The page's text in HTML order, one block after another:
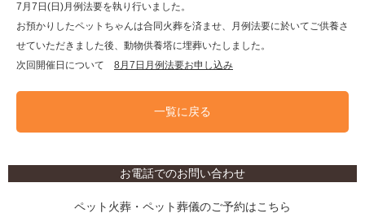
7月7日(日)月例法要を執り行いました。
お預かりしたペットちゃんは合同火葬を済ませ、月例法要に於いてご供養さ
せていただきました後、動物供養塔に埋葬いたしました。
次回開催日について 8月7日月例法要お申し込み
一覧に戻る
お電話でのお問い合わせ
ペット火葬・ペット葬儀のご予約はこちら